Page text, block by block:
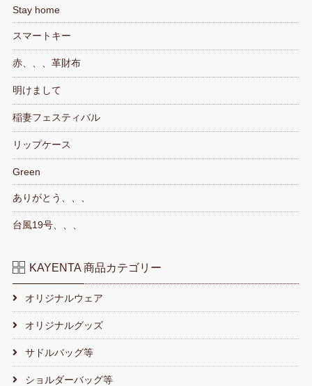
Stay home
スマートキー
赤、、、革財布
明けまして
稲妻フェスティバル
リップケース
Green
ありがとう、、、
台風19号、、、
KAYENTA 商品カテゴリー
オリジナルウェア
オリジナルグッズ
サドルバッグ等
ショルダーバッグ等